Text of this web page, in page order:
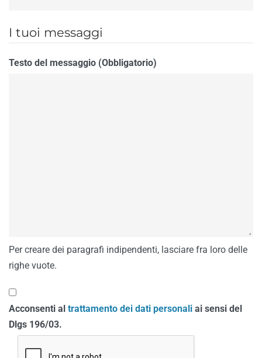
I tuoi messaggi
Testo del messaggio (Obbligatorio)
Per creare dei paragrafi indipendenti, lasciare fra loro delle
righe vuote.
Acconsenti al trattamento dei dati personali ai sensi del
Dlgs 196/03.